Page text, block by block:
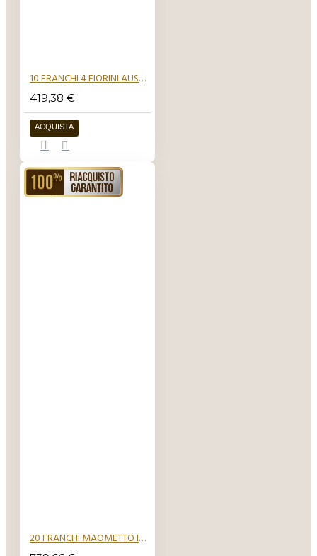
10 FRANCHI 4 FIORINI AUSTRIA
419,38 €
ACQUISTA
RIACQUISTO GARANTITO
20 FRANCHI MAOMETTO IV 1321 1324